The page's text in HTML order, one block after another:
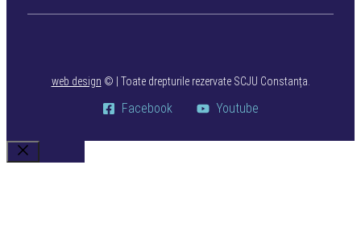
web design © | Toate drepturile rezervate SCJU Constanța.
Facebook Youtube
Close